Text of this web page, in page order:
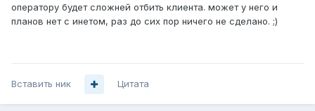
оператору будет сложней отбить клиента. может у него и
планов нет с инетом, раз до сих пор ничего не сделано. ;)
Вставить ник Цитата